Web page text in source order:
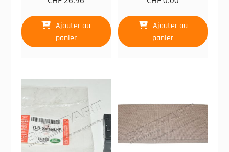
Ajouter au
panier
Ajouter au
panier